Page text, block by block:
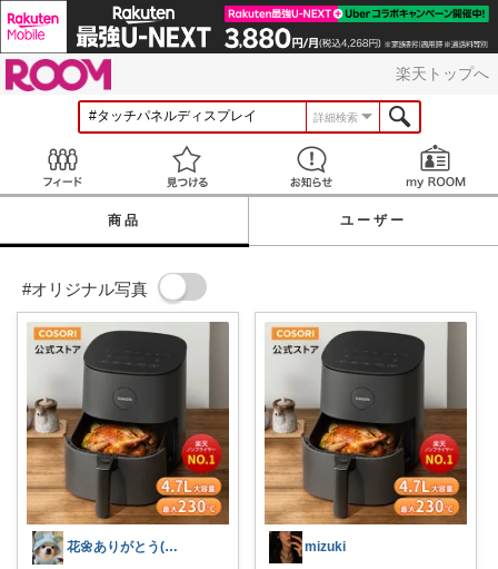
楽天トップへ
詳細検索
見つける お知らせ
商品 ユーザー
#オリジナル写真
花🌼ありがとう(*･ω･)*_ _)ﾍ mizuki